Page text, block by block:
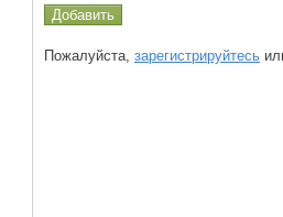
Пожалуйста, зарегистрируйтесь